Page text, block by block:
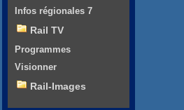
Infos régionales 7
Rail TV
Programmes
Visionner
Rail-Images